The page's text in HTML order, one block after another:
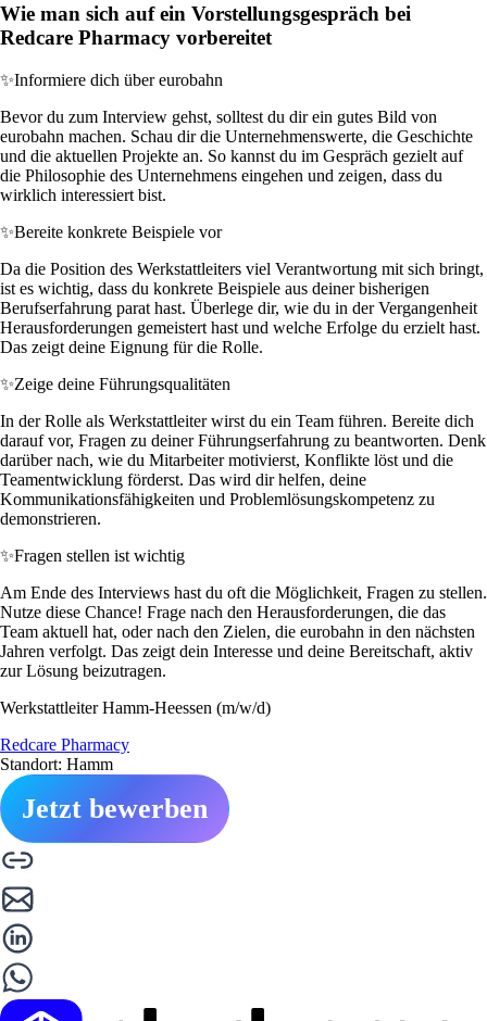
Wie man sich auf ein Vorstellungsgespräch bei
Redcare Pharmacy vorbereitet
✨Informiere dich über eurobahn
Bevor du zum Interview gehst, solltest du dir ein gutes Bild von
eurobahn machen. Schau dir die Unternehmenswerte, die Geschichte
und die aktuellen Projekte an. So kannst du im Gespräch gezielt auf
die Philosophie des Unternehmens eingehen und zeigen, dass du
wirklich interessiert bist.
✨Bereite konkrete Beispiele vor
Da die Position des Werkstattleiters viel Verantwortung mit sich bringt,
ist es wichtig, dass du konkrete Beispiele aus deiner bisherigen
Berufserfahrung parat hast. Überlege dir, wie du in der Vergangenheit
Herausforderungen gemeistert hast und welche Erfolge du erzielt hast.
Das zeigt deine Eignung für die Rolle.
✨Zeige deine Führungsqualitäten
In der Rolle als Werkstattleiter wirst du ein Team führen. Bereite dich
darauf vor, Fragen zu deiner Führungserfahrung zu beantworten. Denk
darüber nach, wie du Mitarbeiter motivierst, Konflikte löst und die
Teamentwicklung förderst. Das wird dir helfen, deine
Kommunikationsfähigkeiten und Problemlösungskompetenz zu
demonstrieren.
✨Fragen stellen ist wichtig
Am Ende des Interviews hast du oft die Möglichkeit, Fragen zu stellen.
Nutze diese Chance! Frage nach den Herausforderungen, die das
Team aktuell hat, oder nach den Zielen, die eurobahn in den nächsten
Jahren verfolgt. Das zeigt dein Interesse und deine Bereitschaft, aktiv
zur Lösung beizutragen.
Werkstattleiter Hamm-Heessen (m/w/d)
Redcare Pharmacy
Standort: Hamm
Jetzt bewerben